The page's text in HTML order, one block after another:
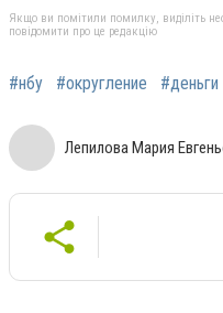
Якщо ви помітили помилку, виділіть
повідомити про це редакцію
#нбу #округление #деньги
Лепилова Мария